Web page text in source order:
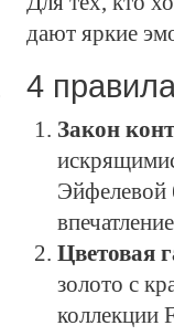
дают яркие
4
Закон
Эйфелевой
Цветовая
золото с
коллекции